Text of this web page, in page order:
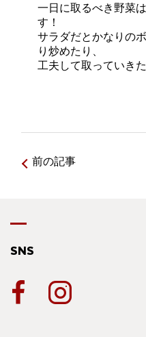
一日に取るべき野菜
す！
サラダだとかなりの
り炒めたり、
工夫して取っていき
前の記事
SNS